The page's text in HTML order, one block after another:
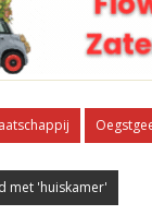
met 'huiskamer'